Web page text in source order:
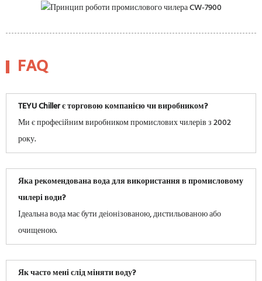
FAQ
TEYU Chiller є торговою компанією чи виробником?
Ми є професійним виробником промислових чилерів з 2002
року.
Яка рекомендована вода для використання в промисловому
чилері води?
Ідеальна вода має бути деіонізованою, дистильованою або
очищеною.
Як часто мені слід міняти воду?